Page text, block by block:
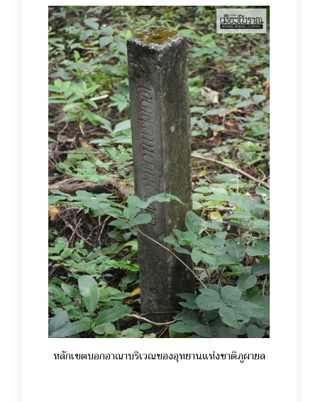
หลักเขตบอกอาณาบริเวณของอุทยานแห่งชาติภูผายล